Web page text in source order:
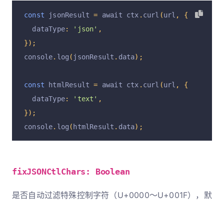
const jsonResult = await ctx . curl (url ,
{
  dataType
: 'json' ,
});
console. log ( jsonResult . data);
const htmlResult = await ctx . curl (url ,
{
  dataType
: 'text' ,
});
console. log ( htmlResult . data);
fixJSONCtlChars: Boolean
是否自动过滤特殊控制字符（U+0000～U+001F），默